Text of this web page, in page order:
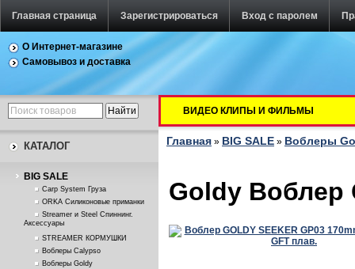
Главная страница Зарегистрироваться Вход с паролем
О Интернет-магазине
Самовывоз и доставка
КАТАЛОГ
BIG SALE
Carp System Груза
ORKA Силиконовые приманки
Streamer и Steel Спиннинг.
Аксессуары
STREAMER КОРМУШКИ
Воблеры Calypso
Воблеры Goldy
ВИДЕО КЛИПЫ И ФИЛЬМЫ
Главная » BIG SALE » Воблеры
Goldy Воблер